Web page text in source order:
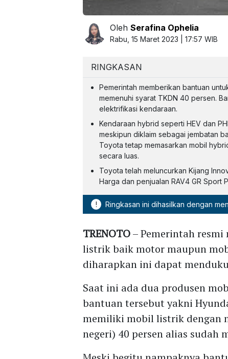
OlehSerafina Ophelia
Rabu, 15 Maret 2023 | 17:57 WIB
RINGKASAN
Pemerintah memberikan bantuan
memenuhi syarat TKDN 40 persen.
elektrifikasi kendaraan.
Kendaraan hybrid seperti HEV dan
meskipun diklaim sebagai jembatan
Toyota tetap memasarkan mobil
secara luas.
Toyota telah meluncurkan Kijang
Harga dan penjualan RAV4 GR Sport
! Ringkasan ini dihasilkan dengan
TRENOTO– Pemerintah
listrik baik motor maupun
diharapkan ini dapat
Saat ini ada dua produsen
bantuan tersebut yakni
memiliki mobil listrik dengan
negeri) 40 persen alias sudah